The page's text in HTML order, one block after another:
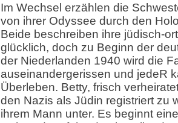
Im Wechsel erzählen die
von ihrer Odyssee durch den
Beide beschreiben ihre jüdisch-
glücklich, doch zu Beginn der
der Niederlanden 1940 wird die
auseinandergerissen und jedeR
Überleben. Betty, frisch
den Nazis als Jüdin registriert zu
ihrem Mann unter. Es beginnt